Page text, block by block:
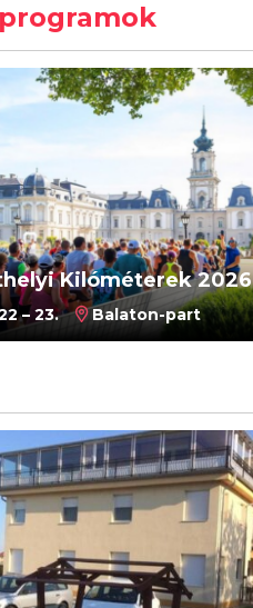
Kilóméterek 2026
– 23. Balaton-part